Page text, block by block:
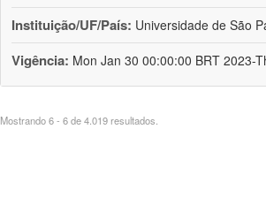
Instituição/UF/País: Universidade de São
Vigência: Mon Jan 30 00:00:00 BRT 2023-
Mostrando 6 - 6 de 4.019 resultados.